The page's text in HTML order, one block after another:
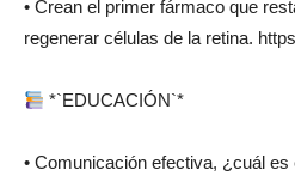
• Crean el primer fármaco que
regenerar células de la retina.
*`EDUCACIÓN`*
• Comunicación efectiva, ¿cuál